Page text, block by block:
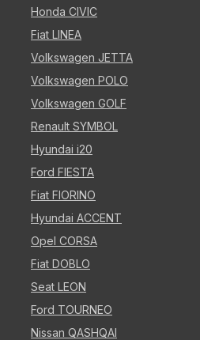
Honda CIVIC
Fiat LINEA
Volkswagen JETTA
Volkswagen POLO
Volkswagen GOLF
Renault SYMBOL
Hyundai i20
Ford FIESTA
Fiat FIORINO
Hyundai ACCENT
Opel CORSA
Fiat DOBLO
Seat LEON
Ford TOURNEO
Nissan QASHQAI